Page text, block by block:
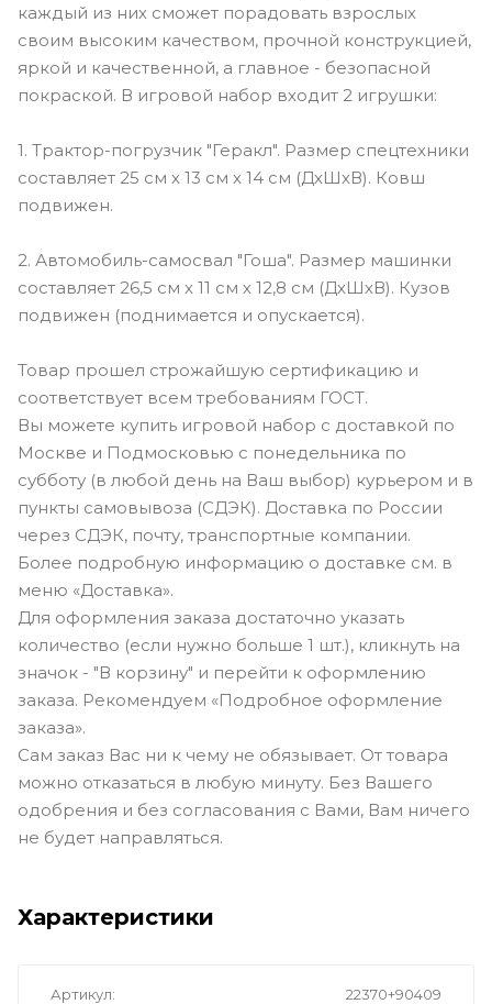
каждый из них сможет порадовать взрослых
своим высоким качеством, прочной конструкцией,
яркой и качественной, а главное - безопасной
покраской. В игровой набор входит 2 игрушки:
1. Трактор-погрузчик "Геракл". Размер спецтехники
составляет 25 см х 13 см х 14 см (ДхШхВ). Ковш
подвижен.
2. Автомобиль-самосвал "Гоша". Размер машинки
составляет 26,5 см х 11 см х 12,8 см (ДхШхВ). Кузов
подвижен (поднимается и опускается).
Товар прошел строжайшую сертификацию и
соответствует всем требованиям ГОСТ.
Вы можете купить игровой набор с доставкой по
Москве и Подмосковью с понедельника по
субботу (в любой день на Ваш выбор) курьером и в
пункты самовывоза (СДЭК). Доставка по России
через СДЭК, почту, транспортные компании.
Более подробную информацию о доставке см. в
меню «Доставка».
Для оформления заказа достаточно указать
количество (если нужно больше 1 шт.), кликнуть на
значок - "В корзину" и перейти к оформлению
заказа. Рекомендуем «Подробное оформление
заказа».
Сам заказ Вас ни к чему не обязывает. От товара
можно отказаться в любую минуту. Без Вашего
одобрения и без согласования с Вами, Вам ничего
не будет направляться.
Характеристики
Артикул 22370+90409